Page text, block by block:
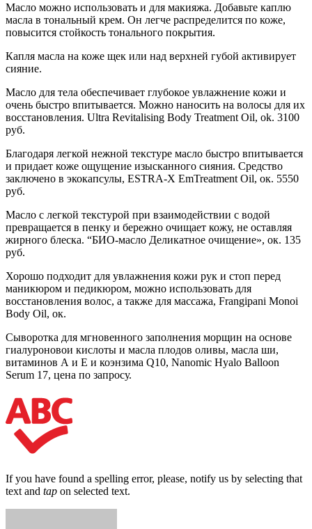
Масло можно использовать и для макияжа. Добавьте каплю
масла в тональный крем. Он легче распределится по коже,
повысится стойкость тонального покрытия.
Капля масла на коже щек или над верхней губой активирует
сияние.
Масло для тела обе­спечивает глубокое увлажнение кожи и
очень быстро впи­тывается. Можно наносить на волосы для их
восстановле­ния. Ultra Revitalising Body Treatment Oil, ok. 3100
руб.
Благодаря легкой нежной текстуре масло быстро впиты­вается
и придает коже ощущение изы­сканного сияния. Средство
заключено в экокапсулы, ESTRA-X EmTreatment Oil, ок. 5550
руб.
Масло с легкой тек­стурой при взаимо­действии с водой
превращается в пенку и бережно очищает кожу, не оставляя
жирного блеска. “БИО-масло Деликатное очище­ние», ок. 135
руб.
Хорошо подходит для увлажнения кожи рук и стоп перед
маникю­ром и педикюром, можно использовать для
восстановления волос, а также для массажа, Frangipani Monoi
Body Oil, ок.
Сыворотка для мгно­венного заполнения морщин на основе
гиалуроновои кислоты и масла плодов оливы, масла ши,
витами­нов А и Е и коэнзима Q10, Nanomic Hyalo Balloon
Serum 17, цена по запросу.
If you have found a spelling error, please, notify us by selecting that
text and tap on selected text.